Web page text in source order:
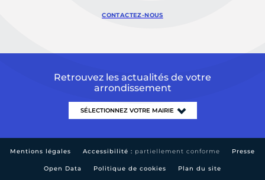
CONTACTEZ-NOUS
Retrouvez les actualités de votre
arrondissement
Mentions légales Accessibilité : partiellement conforme Presse
Open Data Politique de cookies Plan du site